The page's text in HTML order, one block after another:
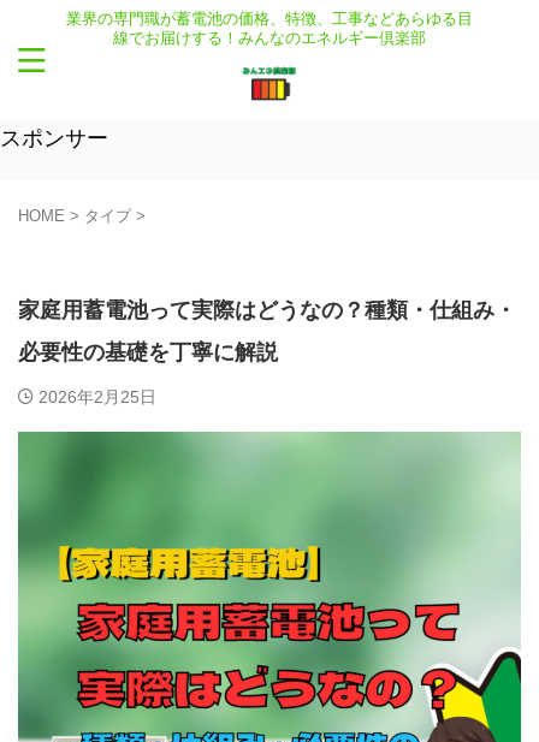
業界の専門職が蓄電池の価格、特徴、工事などあらゆる目
線でお届けする！みんなのエネルギー倶楽部
スポンサー
HOME > タイプ >
家庭用蓄電池って実際はどうなの？種類・仕組み・
必要性の基礎を丁寧に解説
2026年2月25日